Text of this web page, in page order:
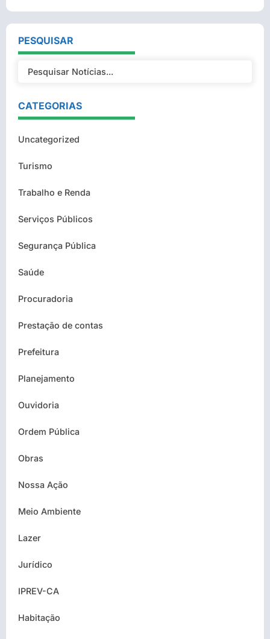
PESQUISAR
CATEGORIAS
Uncategorized
Turismo
Trabalho e Renda
Serviços Públicos
Segurança Pública
Saúde
Procuradoria
Prestação de contas
Prefeitura
Planejamento
Ouvidoria
Ordem Pública
Obras
Nossa Ação
Meio Ambiente
Lazer
Jurídico
IPREV-CA
Habitação